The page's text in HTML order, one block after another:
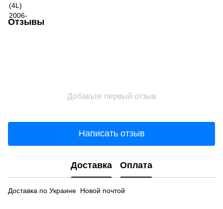
Отзывы
Добавьте первый отзыв
Написать отзыв
Доставка Оплата
Доставка по Украине Новой почтой